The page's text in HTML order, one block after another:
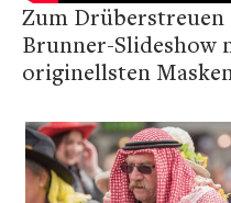
Zum Drüberstreuen
Brunner-Slideshow
originellsten